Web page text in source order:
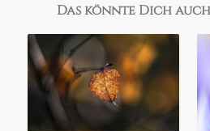
Das könnte Dich